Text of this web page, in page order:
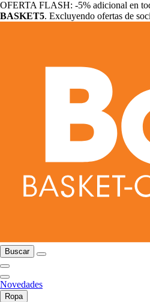
OFERTA FLASH: -5% adicional en
BASKET5. Excluyendo ofertas de
Buscar
Novedades
Ropa